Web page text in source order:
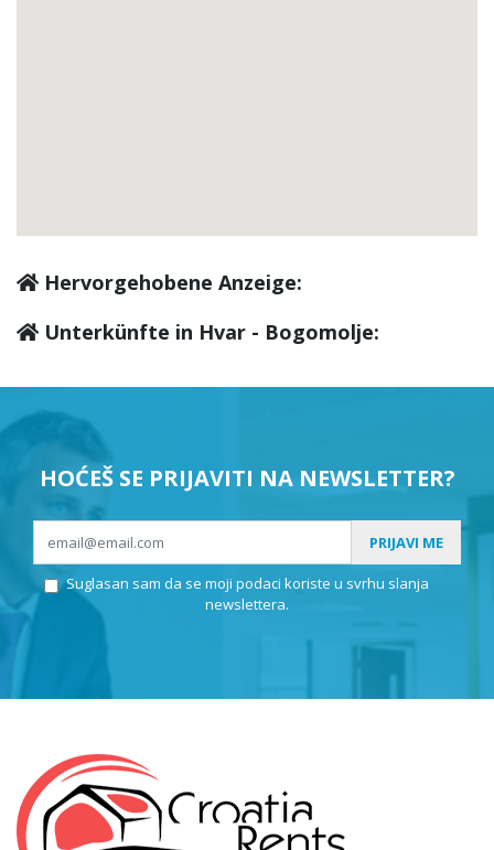
Hervorgehobene Anzeige:
Unterkünfte in Hvar - Bogomolje:
HOĆEŠ SE PRIJAVITI NA NEWSLETTER?
PRIJAVI ME
Suglasan sam da se moji podaci koriste u svrhu slanja
newslettera.